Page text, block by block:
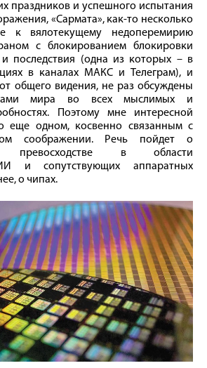
праздников и успешного испытания
«Сармата», как-то несколько
к вялотекущему недоперемирию
с блокированием блокировки
последствия (одна из которых – в
в каналах МАКС и Телеграм), и
общего видения, не раз обсуждены
мира во всех мыслимых и
Поэтому мне интересной
еще одном, косвенно связанным с
соображении. Речь пойдет о
превосходстве в области
и сопутствующих аппаратных
о чипах.